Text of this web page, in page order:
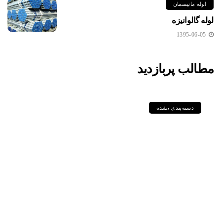
لوله مانیسمان
لوله گالوانیزه
1395-06-05
مطالب پربازدید
دسته‌بندی نشده